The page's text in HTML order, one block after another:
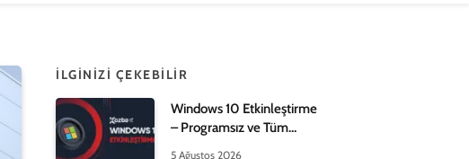
İLGINIZI ÇEKEBILIR
Windows 10 Etkinleştirme
– Programsız ve Tüm
5 Ağustos 2026